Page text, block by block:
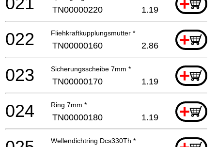
TN00000220 1.19
Fliehkraftkupplungsmutter * +
022 TN00000160 2.86
Sicherungsscheibe 7mm * +
023 TN00000170 1.19
Ring 7mm * +
024 TN00000180 1.19
Wellendichtring Dcs330Th *